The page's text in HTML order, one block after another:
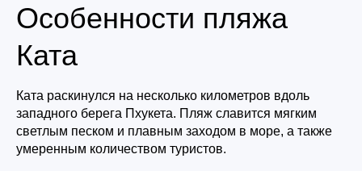
Особенности пляжа
Ката
Ката раскинулся на несколько километров вдоль
западного берега Пхукета. Пляж славится мягким
светлым песком и плавным заходом в море, а также
умеренным количеством туристов.